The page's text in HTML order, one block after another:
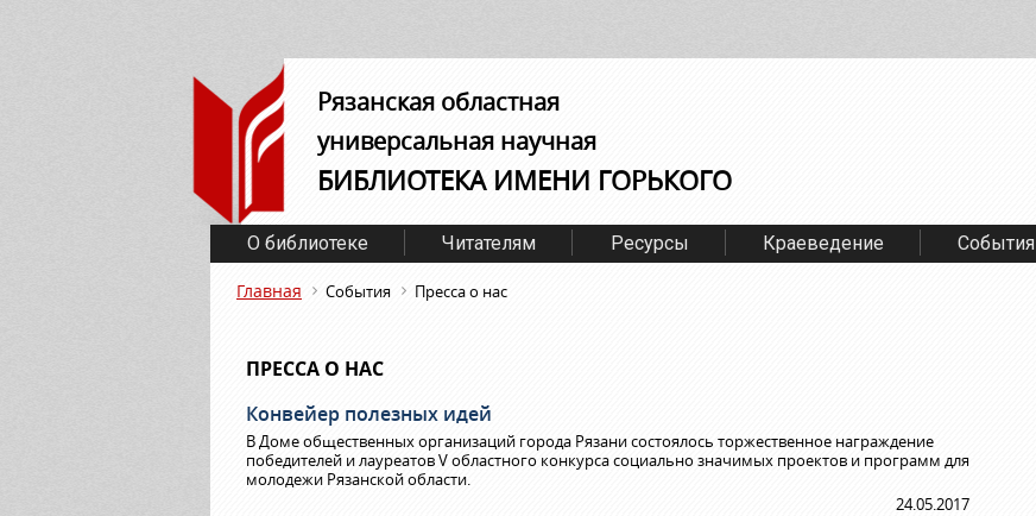
Рязанская областная
универсальная научная
БИБЛИОТЕКА ИМЕНИ ГОРЬКОГО
О библиотеке Читателям Ресурсы Краеведение События
Главная События Пресса о нас
ПРЕССА О НАС
Конвейер полезных идей
В Доме общественных организаций города Рязани состоялось торжественное награждение
победителей и лауреатов V областного конкурса социально значимых проектов и программ для
молодежи Рязанской области.
24.05.2017